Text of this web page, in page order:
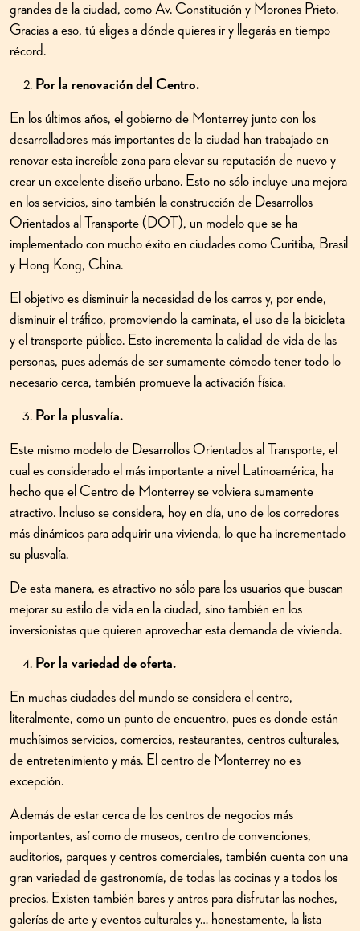
grandes de la ciudad, como Av. Constitución y Morones Prieto.
Gracias a eso, tú eliges a dónde quieres ir y llegarás en tiempo
récord.
Por la renovación del Centro.
En los últimos años, el gobierno de Monterrey junto con los
desarrolladores más importantes de la ciudad han trabajado en
renovar esta increíble zona para elevar su reputación de nuevo y
crear un excelente diseño urbano. Esto no sólo incluye una mejora
en los servicios, sino también la construcción de Desarrollos
Orientados al Transporte (DOT), un modelo que se ha
implementado con mucho éxito en ciudades como Curitiba, Brasil
y Hong Kong, China.
El objetivo es disminuir la necesidad de los carros y, por ende,
disminuir el tráfico, promoviendo la caminata, el uso de la bicicleta
y el transporte público. Esto incrementa la calidad de vida de las
personas, pues además de ser sumamente cómodo tener todo lo
necesario cerca, también promueve la activación física.
Por la plusvalía.
Este mismo modelo de Desarrollos Orientados al Transporte, el
cual es considerado el más importante a nivel Latinoamérica, ha
hecho que el Centro de Monterrey se volviera sumamente
atractivo. Incluso se considera, hoy en día, uno de los corredores
más dinámicos para adquirir una vivienda, lo que ha incrementado
su plusvalía.
De esta manera, es atractivo no sólo para los usuarios que buscan
mejorar su estilo de vida en la ciudad, sino también en los
inversionistas que quieren aprovechar esta demanda de vivienda.
Por la variedad de oferta.
En muchas ciudades del mundo se considera el centro,
literalmente, como un punto de encuentro, pues es donde están
muchísimos servicios, comercios, restaurantes, centros culturales,
de entretenimiento y más. El centro de Monterrey no es
excepción.
Además de estar cerca de los centros de negocios más
importantes, así como de museos, centro de convenciones,
auditorios, parques y centros comerciales, también cuenta con una
gran variedad de gastronomía, de todas las cocinas y a todos los
precios. Existen también bares y antros para disfrutar las noches,
galerías de arte y eventos culturales y… honestamente, la lista